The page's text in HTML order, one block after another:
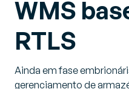
WMS
RTLS
Ainda em fase
gerenciamento de